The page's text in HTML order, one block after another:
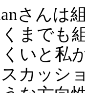
さんは
までも
いと私
カッシ